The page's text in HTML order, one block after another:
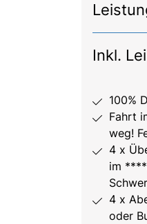
Inkl.
100%
Fahrt
weg!
4 x
im
4 x
oder